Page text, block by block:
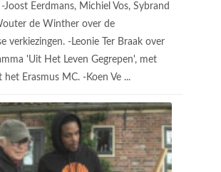
Joost Eerdmans, Michiel Vos, Sybrand
de Winther over de
verkiezingen. -Leonie Ter Braak over
'Uit Het Leven Gegrepen', met
het Erasmus MC. -Koen Ve ...